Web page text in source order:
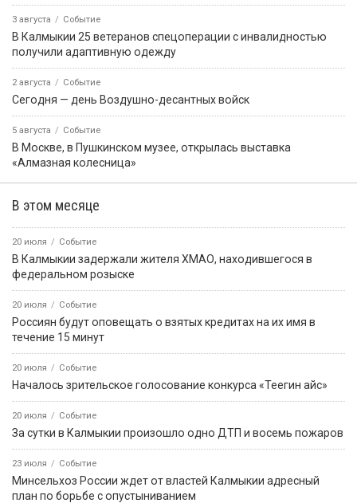
3 августа Событие
В Калмыкии 25 ветеранов спецоперации с инвалидностью
получили адаптивную одежду
2 августа Событие
Сегодня — день Воздушно-десантных войск
5 августа Событие
В Москве, в Пушкинском музее, открылась выставка
«Алмазная колесница»
В этом месяце
20 июля Событие
В Калмыкии задержали жителя ХМАО, находившегося в
федеральном розыске
20 июля Событие
Россиян будут оповещать о взятых кредитах на их имя в
течение 15 минут
20 июля Событие
Началось зрительское голосование конкурса «Теегин айс»
20 июля Событие
За сутки в Калмыкии произошло одно ДТП и восемь пожаров
23 июля Событие
Минсельхоз России ждет от властей Калмыкии адресный
план по борьбе с опустыниванием